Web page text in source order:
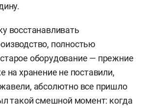
восстанавливать
полностью
оборудование — прежние
на хранение не поставили,
абсолютно все пришло
такой смешной момент: когда